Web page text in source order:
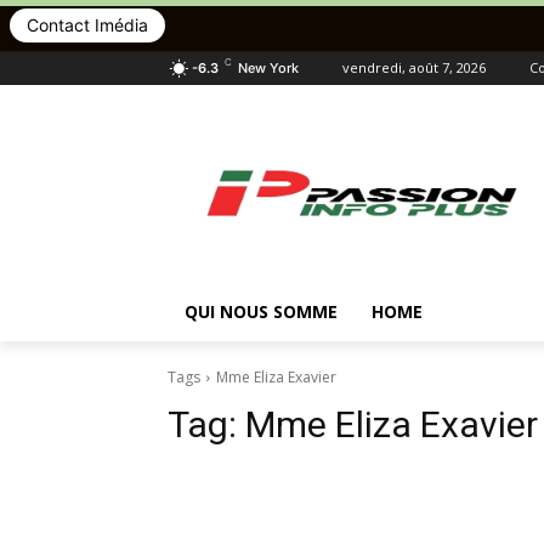
-6.3 C New York vendredi, août 7, 2026
QUI NOUS SOMME HOME
Tags Mme Eliza Exavier
Tag: Mme Eliza Exavier
Imédia